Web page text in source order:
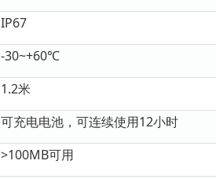
IP67
-30~+60℃
1.2米
可充电电池，可连续使用12小时
>100MB可用